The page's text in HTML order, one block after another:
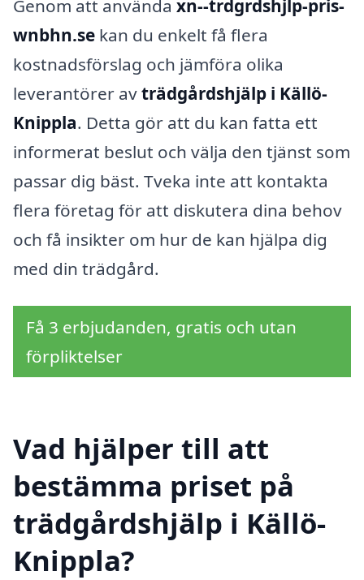
Genom att använda xn--trdgrdshjlp-pris-
wnbhn.se kan du enkelt få flera
kostnadsförslag och jämföra olika
leverantörer avträdgårdshjälp i Källö-
Knippla. Detta gör att du kan fatta ett
informerat beslut och välja den tjänst som
passar dig bäst. Tveka inte att kontakta
flera företag för att diskutera dina behov
och få insikter om hur de kan hjälpa dig
med din trädgård.
Få 3 erbjudanden, gratis och utan
förpliktelser
Vad hjälper till att
bestämma priset på
trädgårdshjälp i Källö-
Knippla?